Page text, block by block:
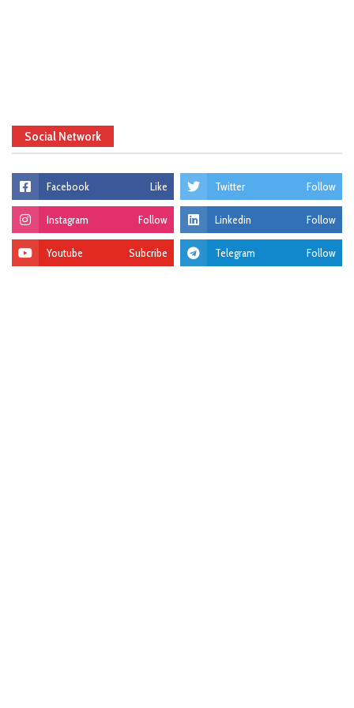
Social Network
Facebook Like Twitter Follow
Instagram Follow Linkedin Follow
Youtube Subcribe Telegram Follow